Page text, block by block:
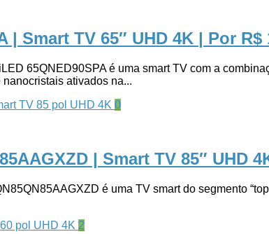
| Smart TV 65″ UHD 4K | Por R$
65QNED90SPA é uma smart TV com a
ativados na...
0
| Smart TV 85″ UHD
é uma TV smart do segmento
2